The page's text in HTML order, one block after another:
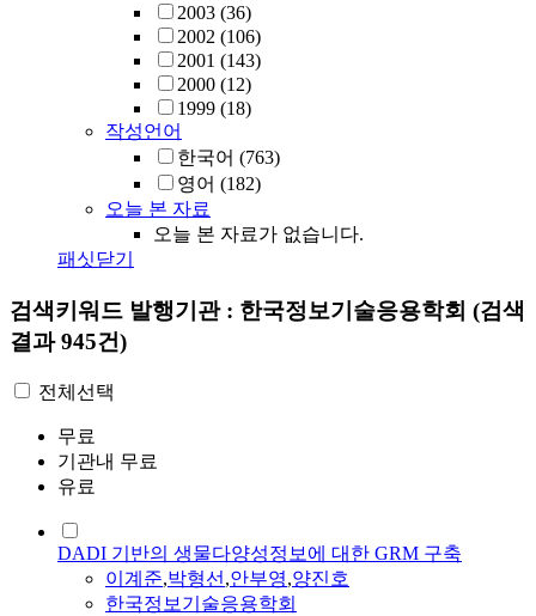
2003 (36)
2002 (106)
2001 (143)
2000 (12)
1999 (18)
작성언어
한국어 (763)
영어 (182)
오늘 본 자료
오늘 본 자료가 없습니다.
패싯닫기
검색키워드 발행기관 : 한국정보기술응용학회 (검색
결과 945건)
전체선택
무료
기관내 무료
유료
DADI 기반의 생물다양성정보에 대한 GRM 구축
이계준,박형선,안부영,양진호
한국정보기술응용학회